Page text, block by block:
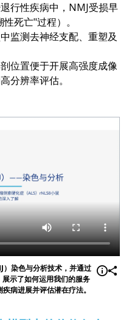
行性疾病中，NMJ受损早
死亡"过程）。
监测去神经支配、重塑及
位置便于开展高强度成像
分辨率评估。
染色与分析技术，并通过
示了如何运用我们的服务
病进展并评估潜在疗法。